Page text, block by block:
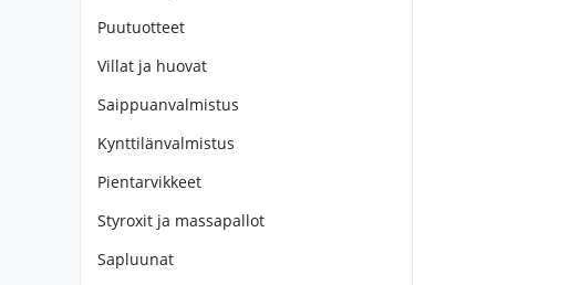
Puutuotteet
Villat ja huovat
Saippuanvalmistus
Kynttilänvalmistus
Pientarvikkeet
Styroxit ja massapallot
Sapluunat